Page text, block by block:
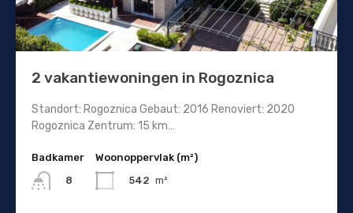
2 vakantiewoningen in Rogoznica
Standort: Rogoznica Gebaut: 2016 Renoviert: 2020
Rogoznica Zentrum: 15 km…
Badkamer
8
Woonoppervlak (m²)
542 m²